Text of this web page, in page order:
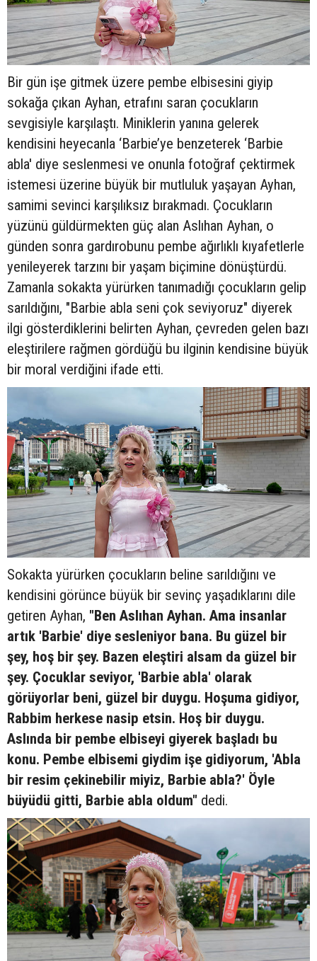
Bir gün işe gitmek üzere pembe elbisesini giyip
sokağa çıkan Ayhan, etrafını saran çocukların
sevgisiyle karşılaştı. Miniklerin yanına gelerek
kendisini heyecanla ‘Barbie’ye benzeterek ‘Barbie
abla' diye seslenmesi ve onunla fotoğraf çektirmek
istemesi üzerine büyük bir mutluluk yaşayan Ayhan,
samimi sevinci karşılıksız bırakmadı. Çocukların
yüzünü güldürmekten güç alan Aslıhan Ayhan, o
günden sonra gardırobunu pembe ağırlıklı kıyafetlerle
yenileyerek tarzını bir yaşam biçimine dönüştürdü.
Zamanla sokakta yürürken tanımadığı çocukların gelip
sarıldığını, "Barbie abla seni çok seviyoruz" diyerek
ilgi gösterdiklerini belirten Ayhan, çevreden gelen bazı
eleştirilere rağmen gördüğü bu ilginin kendisine büyük
bir moral verdiğini ifade etti.
Sokakta yürürken çocukların beline sarıldığını ve
kendisini görünce büyük bir sevinç yaşadıklarını dile
getiren Ayhan, "Ben Aslıhan Ayhan. Ama insanlar
artık 'Barbie' diye sesleniyor bana. Bu güzel bir
şey, hoş bir şey. Bazen eleştiri alsam da güzel bir
şey. Çocuklar seviyor, 'Barbie abla' olarak
görüyorlar beni, güzel bir duygu. Hoşuma gidiyor,
Rabbim herkese nasip etsin. Hoş bir duygu.
Aslında bir pembe elbiseyi giyerek başladı bu
konu. Pembe elbisemi giydim işe gidiyorum, 'Abla
bir resim çekinebilir miyiz, Barbie abla?' Öyle
büyüdü gitti, Barbie abla oldum" dedi.